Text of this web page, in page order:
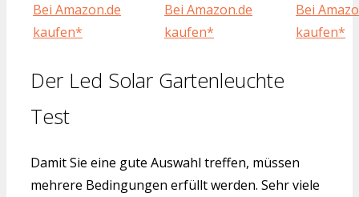
Bei Amazon.de
kaufen*
Bei Amazon.de
kaufen*
Bei
kaufen*
Der Led Solar Gartenleuchte
Test
Damit Sie eine gute Auswahl treffen, müssen
mehrere Bedingungen erfüllt werden. Sehr viele